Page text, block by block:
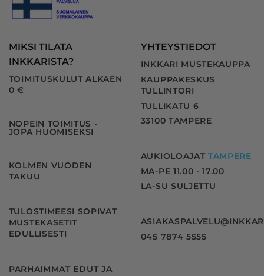
MIKSI TILATA
INKKARISTA?
TOIMITUSKULUT ALKAEN
0 €
NOPEIN TOIMITUS -
JOPA HUOMISEKSI
KOLMEN VUODEN
TAKUU
TULOSTIMEESI SOPIVAT
MUSTEKASETIT
EDULLISESTI
PARHAIMMAT EDUT JA
YHTEYSTIEDOT
INKKARI MUSTEKAUPPA
KAUPPAKESKUS
TULLINTORI
TULLIKATU 6
33100 TAMPERE
AUKIOLOAJAT TAMPERE
MA-PE 11.00 - 17.00
LA-SU SULJETTU
045 7874 5555